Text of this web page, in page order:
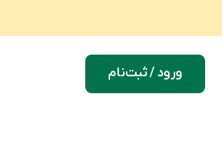
ورود / ثبت‌نام